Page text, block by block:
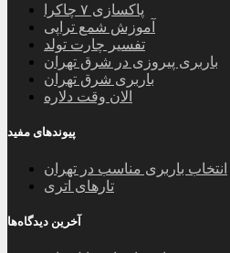
پاکسازی ۷ چاکرا
آموزش شمع تراپی
تفسیر چارت تولد
باربری پیروزی در شرق تهران
باربری شرق تهران
الان وقت دلاره
پیوندهای مفید
انتخاب باربری مناسب در تهران
تارهای اتری
آخرین دیدگاه‌ها